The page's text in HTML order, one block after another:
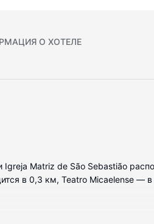
О ХОТЕЛЕ
Igreja Matriz de São Sebastião
в 0,3 км, Teatro Micaelense —